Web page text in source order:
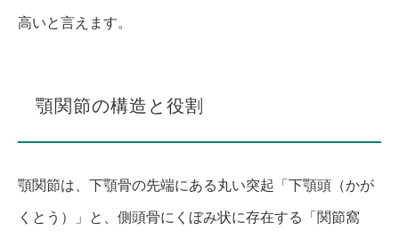
高いと言えます。
顎関節の構造と役割
顎関節は、下顎骨の先端にある丸い突起「下顎頭（かが
くとう）」と、側頭骨にくぼみ状に存在する「関節窩